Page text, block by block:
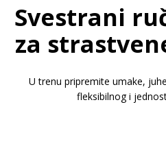
Svestrani
za
U trenu pripremite umake,
fleksibilnog i